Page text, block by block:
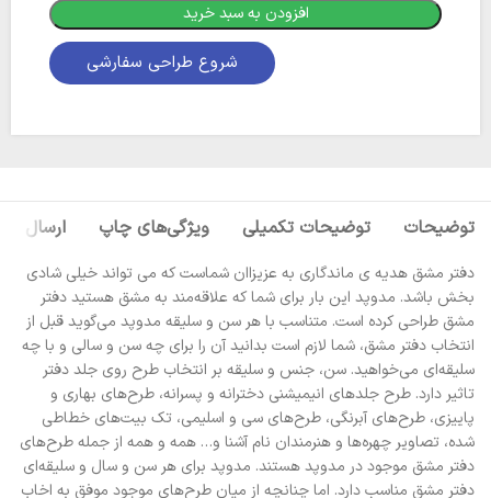
شروع طراحی سفارشی
افزودن به سبد خرید
توضیحات توضیحات تکمیلی ویژگی‌های چاپ ارسال
دفتر مشق هدیه ی ماندگاری به عزیزاان شماست که می تواند خیلی شادی
بخش باشد. مدوپد این بار برای شما که علاقه‌مند به مشق هستید دفتر
مشق طراحی کرده است. متناسب با هر سن و سلیقه مدوپد می‌گوید قبل از
انتخاب دفتر مشق، شما لازم است بدانید آن را برای چه سن و سالی و با چه
سلیقه‌ای می‌خواهید. سن، جنس و سلیقه بر انتخاب طرح روی جلد دفتر
تاثیر دارد. طرح جلدهای انیمیشنی دخترانه و پسرانه، طرح‌های بهاری و
پاییزی، طرح‌های آبرنگی، طرح‌های سی و اسلیمی، تک بیت‌های خطاطی
شده، تصاویر چهره‌ها و هنرمندان نام آشنا و… همه و همه از جمله طرح‌های
دفتر مشق موجود در مدوپد هستند. مدوپد برای هر سن و سال و سلیقه‌ای
دفتر مشق مناسب دارد. اما چنانچه از میان طرح‌های موجود موفق به اخاب